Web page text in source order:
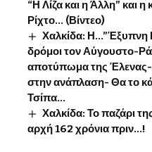
“Η Λίζα και η Άλλη” και η
Ρίχτο… (Βίντεο)
Χαλκίδα: Η…”Έξυπνη
δρόμοι τον Αύγουστο-
αποτύπωμα της
στην ανάπλαση- Θα το
Τσίπα…
Χαλκίδα: Το παζάρι
αρχή 162 χρόνια πριν…!